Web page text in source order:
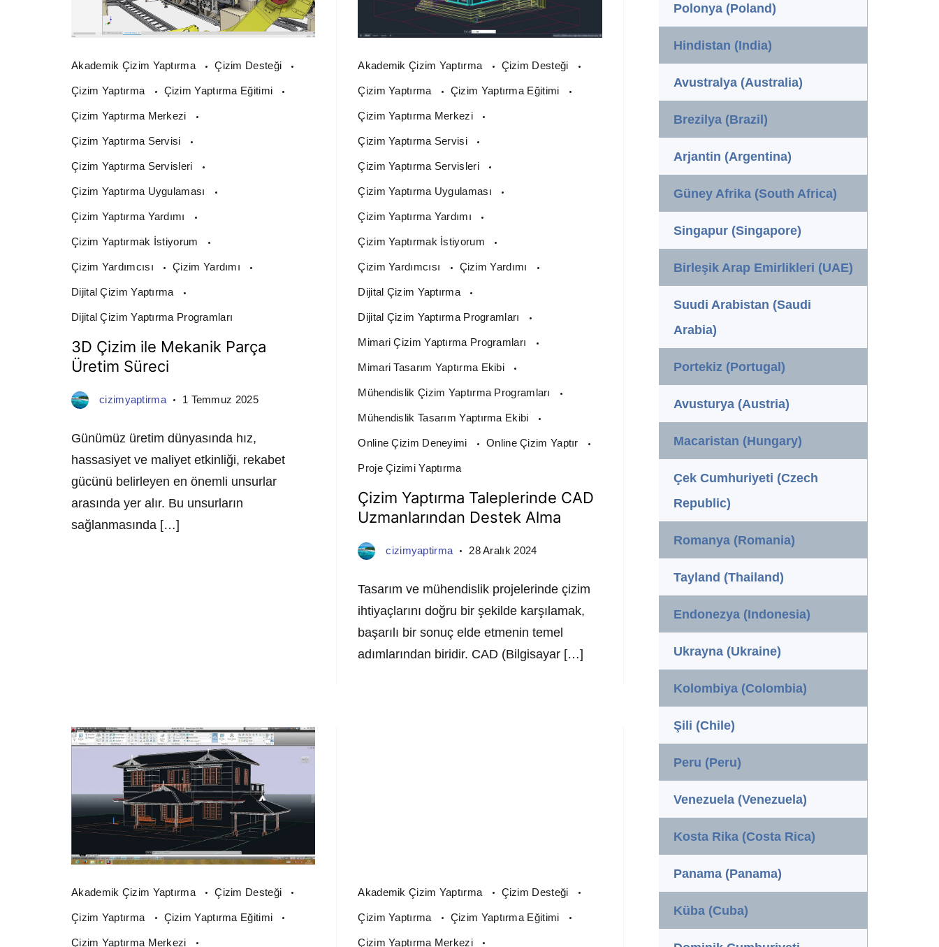
Akademik Çizim Yaptırma Çizim Desteği
Çizim Yaptırma Çizim Yaptırma Eğitimi
Çizim Yaptırma Merkezi
Çizim Yaptırma Servisi
Çizim Yaptırma Servisleri
Çizim Yaptırma Uygulaması
Çizim Yaptırma Yardımı
Çizim Yaptırmak İstiyorum
Çizim Yardımcısı Çizim Yardımı
Dijital Çizim Yaptırma
Dijital Çizim Yaptırma Programları
3D Çizim ile Mekanik Parça
Üretim Süreci
cizimyaptirma 1 Temmuz 2025
Günümüz üretim dünyasında hız,
hassasiyet ve maliyet etkinliği, rekabet
gücünü belirleyen en önemli unsurlar
arasında yer alır. Bu unsurların
sağlanmasında […]
Akademik Çizim Yaptırma Çizim Desteği
Çizim Yaptırma Çizim Yaptırma Eğitimi
Çizim Yaptırma Merkezi
Çizim Yaptırma Servisi
Çizim Yaptırma Servisleri
Çizim Yaptırma Uygulaması
Çizim Yaptırma Yardımı
Çizim Yaptırmak İstiyorum
Çizim Yardımcısı Çizim Yardımı
Dijital Çizim Yaptırma
Dijital Çizim Yaptırma Programları
Mimari Çizim Yaptırma Programları
Mimari Tasarım Yaptırma Ekibi
Mühendislik Çizim Yaptırma Programları
Mühendislik Tasarım Yaptırma Ekibi
Online Çizim Deneyimi Online Çizim Yaptır
Proje Çizimi Yaptırma
Çizim Yaptırma Taleplerinde CAD
Uzmanlarından Destek Alma
cizimyaptirma 28 Aralık 2024
Tasarım ve mühendislik projelerinde çizim
ihtiyaçlarını doğru bir şekilde karşılamak,
başarılı bir sonuç elde etmenin temel
adımlarından biridir. CAD (Bilgisayar […]
Akademik Çizim Yaptırma Çizim Desteği
Çizim Yaptırma Çizim Yaptırma Eğitimi
Çizim Yaptırma Merkezi
Akademik Çizim Yaptırma Çizim Desteği
Çizim Yaptırma Çizim Yaptırma Eğitimi
Çizim Yaptırma Merkezi
Polonya (Poland)
Hindistan (India)
Avustralya (Australia)
Brezilya (Brazil)
Arjantin (Argentina)
Güney Afrika (South Africa)
Singapur (Singapore)
Birleşik Arap Emirlikleri (UAE)
Suudi Arabistan (Saudi
Arabia)
Portekiz (Portugal)
Avusturya (Austria)
Macaristan (Hungary)
Çek Cumhuriyeti (Czech
Republic)
Romanya (Romania)
Tayland (Thailand)
Endonezya (Indonesia)
Ukrayna (Ukraine)
Kolombiya (Colombia)
Şili (Chile)
Peru (Peru)
Venezuela (Venezuela)
Kosta Rika (Costa Rica)
Panama (Panama)
Küba (Cuba)